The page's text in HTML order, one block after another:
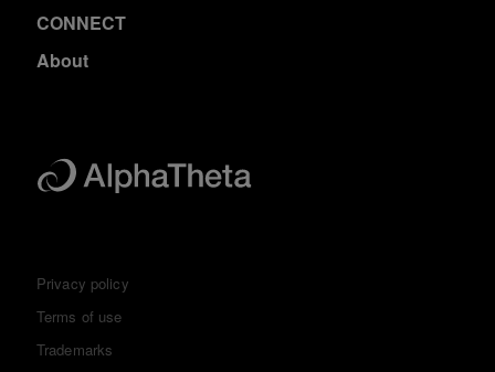
CONNECT
About
Privacy policy
Terms of use
Trademarks